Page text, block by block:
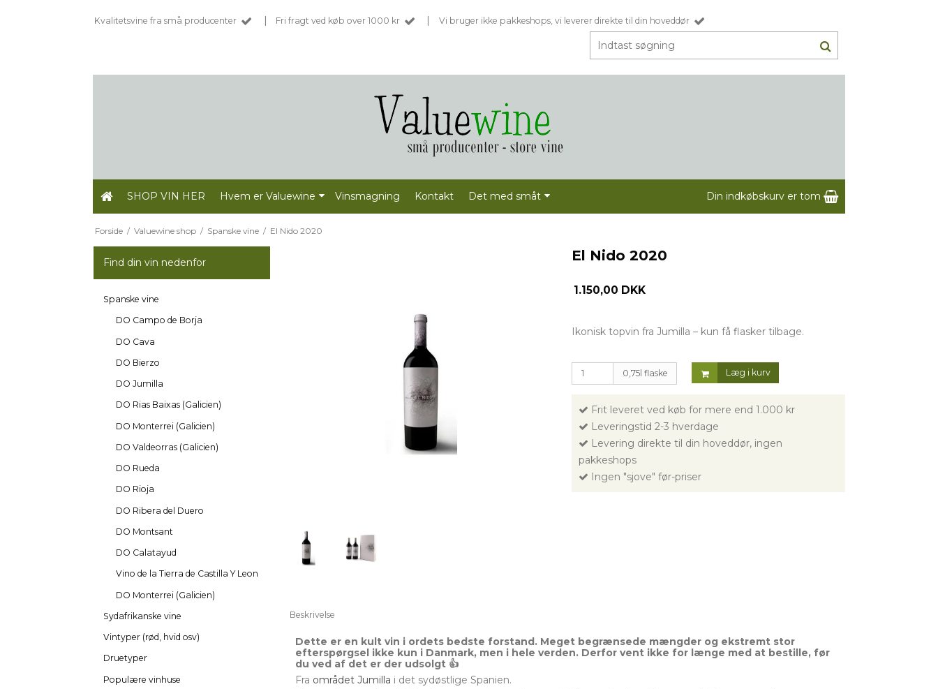
Kvalitetsvine fra små producenter | Fri fragt ved køb over 1000 kr | Vi bruger ikke pakkeshops, vi leverer direkte til din hoveddør
SHOP VIN HER Hvem er Valuewine Vinsmagning Kontakt Det med småt Din indkøbskurv er tom
Forside / Valuewine shop / Spanske vine / El Nido 2020
Find din vin nedenfor
Spanske vine
DO Campo de Borja
DO Cava
DO Bierzo
DO Jumilla
DO Rias Baixas (Galicien)
DO Monterrei (Galicien)
DO Valdeorras (Galicien)
DO Rueda
DO Rioja
DO Ribera del Duero
DO Montsant
DO Calatayud
Vino de la Tierra de Castilla Y Leon
DO Monterrei (Galicien)
Sydafrikanske vine
Vintyper (rød, hvid osv)
Druetyper
Populære vinhuse
El Nido 2020
1.150,00 DKK
Ikonisk topvin fra Jumilla – kun få flasker tilbage.
0,75l flaske Læg i kurv
Frit leveret ved køb for mere end 1.000 kr
Leveringstid 2-3 hverdage
Levering direkte til din hoveddør, ingen
pakkeshops
Ingen "sjove" før-priser
Beskrivelse
Dette er en kult vin i ordets bedste forstand. Meget begrænsede mængder og ekstremt stor
efterspørgsel ikke kun i Danmark, men i hele verden. Derfor vent ikke for længe med at bestille, før
du ved af det er der udsolgt 👍
Fra området Jumilla i det sydøstlige Spanien.